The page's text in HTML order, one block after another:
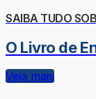
SAIBA TUDO
O Livro de
Veja mais